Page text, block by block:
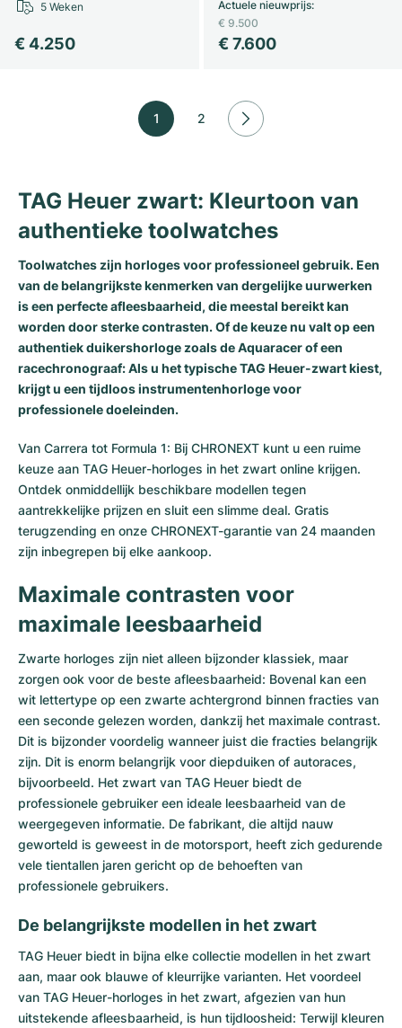
€ 4.250
5 Weken
€ 7.600
Actuele nieuwprijs:
€ 9.500
1 2
TAG Heuer zwart: Kleurtoon van
authentieke toolwatches
Toolwatches zijn horloges voor professioneel gebruik. Een
van de belangrijkste kenmerken van dergelijke uurwerken
is een perfecte afleesbaarheid, die meestal bereikt kan
worden door sterke contrasten. Of de keuze nu valt op een
authentiek duikershorloge zoals de Aquaracer of een
racechronograaf: Als u het typische TAG Heuer-zwart kiest,
krijgt u een tijdloos instrumentenhorloge voor
professionele doeleinden.
Van Carrera tot Formula 1: Bij CHRONEXT kunt u een ruime
keuze aan TAG Heuer-horloges in het zwart online krijgen.
Ontdek onmiddellijk beschikbare modellen tegen
aantrekkelijke prijzen en sluit een slimme deal. Gratis
terugzending en onze CHRONEXT-garantie van 24 maanden
zijn inbegrepen bij elke aankoop.
Maximale contrasten voor
maximale leesbaarheid
Zwarte horloges zijn niet alleen bijzonder klassiek, maar
zorgen ook voor de beste afleesbaarheid: Bovenal kan een
wit lettertype op een zwarte achtergrond binnen fracties van
een seconde gelezen worden, dankzij het maximale contrast.
Dit is bijzonder voordelig wanneer juist die fracties belangrijk
zijn. Dit is enorm belangrijk voor diepduiken of autoraces,
bijvoorbeeld. Het zwart van TAG Heuer biedt de
professionele gebruiker een ideale leesbaarheid van de
weergegeven informatie. De fabrikant, die altijd nauw
geworteld is geweest in de motorsport, heeft zich gedurende
vele tientallen jaren gericht op de behoeften van
professionele gebruikers.
De belangrijkste modellen in het zwart
TAG Heuer biedt in bijna elke collectie modellen in het zwart
aan, maar ook blauwe of kleurrijke varianten. Het voordeel
van TAG Heuer-horloges in het zwart, afgezien van hun
uitstekende afleesbaarheid, is hun tijdloosheid: Terwijl kleuren